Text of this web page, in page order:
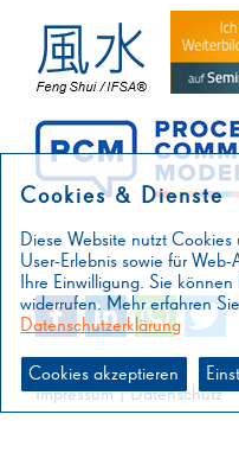
Impressum|Datenschutz
Cookies & Dienste
Diese Website nutzt
User-Erlebnis sowie für
Ihre Einwilligung. Sie
widerrufen. Mehr erfahren
Datenschutzerklärung
Cookies akzeptieren